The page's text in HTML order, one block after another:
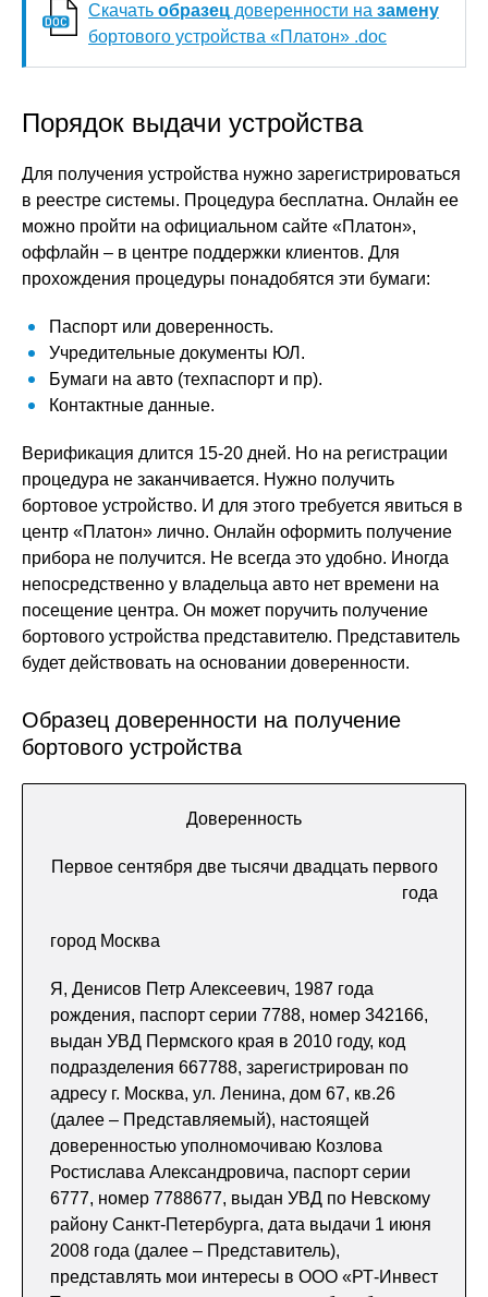
Скачать образец доверенности на замену
бортового устройства «Платон» .doc
Порядок выдачи устройства
Для получения устройства нужно зарегистрироваться
в реестре системы. Процедура бесплатна. Онлайн ее
можно пройти на официальном сайте «Платон»,
оффлайн – в центре поддержки клиентов. Для
прохождения процедуры понадобятся эти бумаги:
Паспорт или доверенность.
Учредительные документы ЮЛ.
Бумаги на авто (техпаспорт и пр).
Контактные данные.
Верификация длится 15-20 дней. Но на регистрации
процедура не заканчивается. Нужно получить
бортовое устройство. И для этого требуется явиться в
центр «Платон» лично. Онлайн оформить получение
прибора не получится. Не всегда это удобно. Иногда
непосредственно у владельца авто нет времени на
посещение центра. Он может поручить получение
бортового устройства представителю. Представитель
будет действовать на основании доверенности.
Образец доверенности на получение
бортового устройства
Доверенность
Первое сентября две тысячи двадцать первого
года
город Москва
Я, Денисов Петр Алексеевич, 1987 года
рождения, паспорт серии 7788, номер 342166,
выдан УВД Пермского края в 2010 году, код
подразделения 667788, зарегистрирован по
адресу г. Москва, ул. Ленина, дом 67, кв.26
(далее – Представляемый), настоящей
доверенностью уполномочиваю Козлова
Ростислава Александровича, паспорт серии
6777, номер 7788677, выдан УВД по Невскому
району Санкт-Петербурга, дата выдачи 1 июня
2008 года (далее – Представитель),
представлять мои интересы в ООО «РТ-Инвест